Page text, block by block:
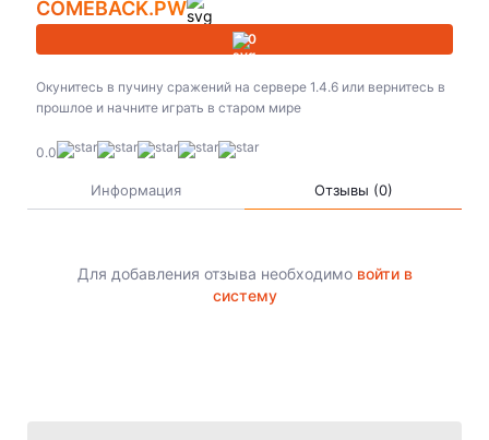
Perfect World
RF Online
Jade Dynasty
World of Warcraft
Perfect World
RF Online
Jade Dynasty
COMEBACK.PW
0
Окунитесь в пучину сражений на сервере 1.4.6 или вернитесь в
прошлое и начните играть в старом мире
0.0
Информация Отзывы (0)
Для добавления отзыва необходимо войти в
систему